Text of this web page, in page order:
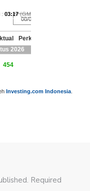
Investing.com Indonesia
Required